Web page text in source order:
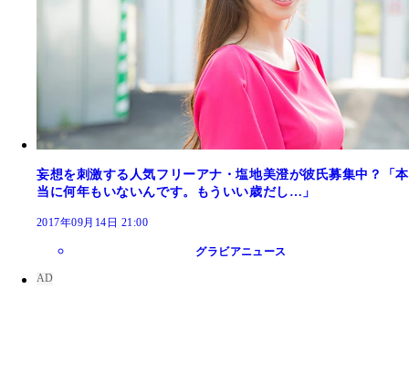
妄想を刺激する人気フリーアナ・塩地美澄が彼氏募集中？「本
当に何年もいないんです。もういい歳だし…」
2017年09月14日 21:00
グラビアニュース